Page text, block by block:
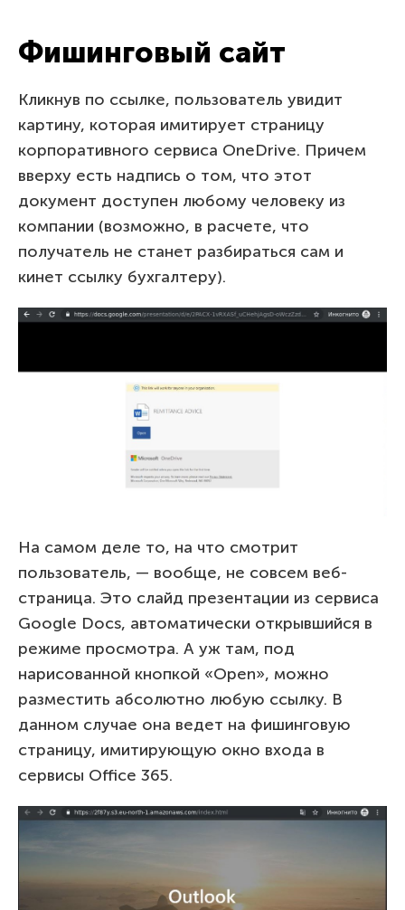
Фишинговый сайт
Кликнув по ссылке, пользователь увидит
картину, которая имитирует страницу
корпоративного сервиса OneDrive. Причем
вверху есть надпись о том, что этот
документ доступен любому человеку из
компании (возможно, в расчете, что
получатель не станет разбираться сам и
кинет ссылку бухгалтеру).
На самом деле то, на что смотрит
пользователь, — вообще, не совсем веб-
страница. Это слайд презентации из сервиса
Google Docs, автоматически открывшийся в
режиме просмотра. А уж там, под
нарисованной кнопкой «Open», можно
разместить абсолютно любую ссылку. В
данном случае она ведет на фишинговую
страницу, имитирующую окно входа в
сервисы Office 365.